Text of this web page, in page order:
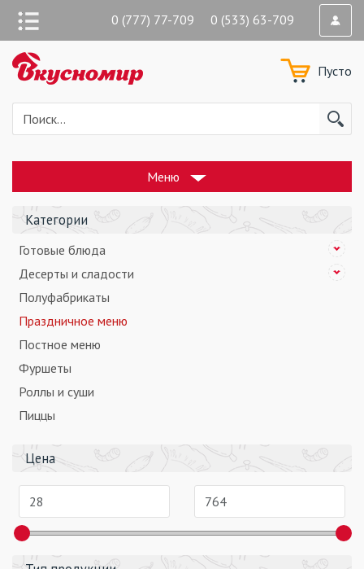
0 (777) 77-709 0 (533) 63-709
Пусто
Меню
Категории
Готовые блюда
Десерты и сладости
Полуфабрикаты
Праздничное меню
Постное меню
Фуршеты
Роллы и суши
Пиццы
Цена